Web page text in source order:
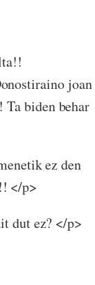
joan
biden behar
ez den
</p>
dut ez? </p>